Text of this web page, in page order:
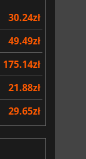
30.24zł
49.49zł
175.14zł
21.88zł
29.65zł